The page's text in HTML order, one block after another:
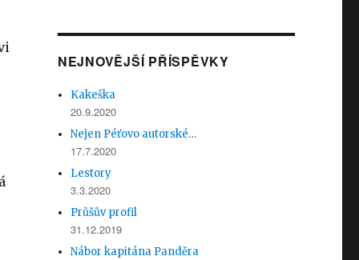
NEJNOVĚJŠÍ PŘÍSPĚVKY
Kakeška
20.9.2020
Nejen Péťovo autorské…
17.7.2020
Lestory
3.3.2020
Průšův profil
31.12.2019
Nábor kapitána Panděra